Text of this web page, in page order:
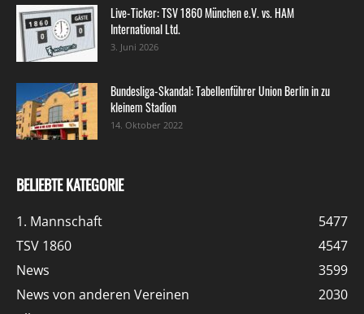
Live-Ticker: TSV 1860 München e.V. vs. HAM
International Ltd.
3. Juni 2026
Bundesliga-Skandal: Tabellenführer Union Berlin in zu
kleinem Stadion
14. Oktober 2022
BELIEBTE KATEGORIE
1. Mannschaft
5477
TSV 1860
4547
News
3599
News von anderen Vereinen
2030